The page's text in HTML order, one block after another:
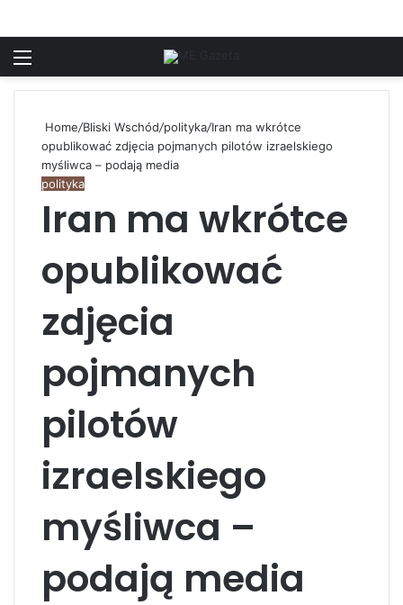
Home/Bliski Wschód/polityka/Iran ma wkrótce
opublikować zdjęcia pojmanych pilotów izraelskiego
myśliwca – podają media
polityka
Iran ma wkrótce
opublikować
zdjęcia
pojmanych
pilotów
izraelskiego
myśliwca –
podają media